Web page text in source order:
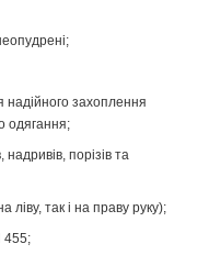
надійного захоплення
одягання;
надривів, порізів та
ліву, так і на праву руку);
455;